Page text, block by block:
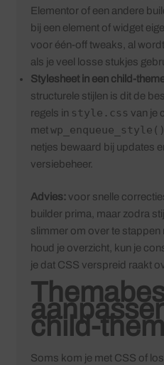
Elementor of een andere
bij een element of widget
voor één-off tweaks, al
als je veel losse stukjes
Stylesheet in een child-
structurele stijlen is dit de
regels in style.css van je
metwp_enqueue_style()
netjes bewaard bij updates
versiebeheer.
Advies: voor snelle
builder prima, maar zodra
slimmer om over te stappen
houd je overzicht, kun je
je dat CSS verspreid raakt
child-
Soms kom je met CSS of